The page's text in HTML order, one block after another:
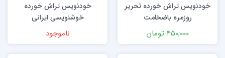
خودنویس تراش خورده تحریر
روزمره باضخامت
450,000 تومان
خودنویس تراش خورده
خوشنویسی ایرانی
ناموجود